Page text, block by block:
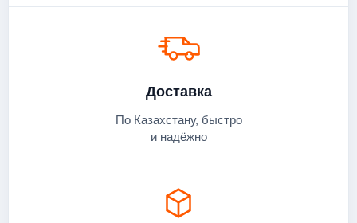
Доставка
По Казахстану, быстро
и надёжно